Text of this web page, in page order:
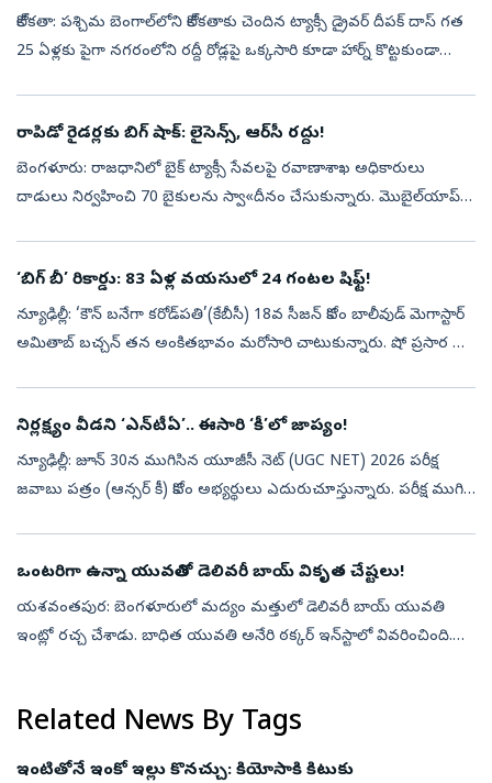
కోల్‌కతా: పశ్చిమ బెంగాల్‌లోని కోల్‌కతాకు చెందిన ట్యాక్సీ డ్రైవర్ దీపక్ దాస్ గత
25 ఏళ్లకు పైగా నగరంలోని రద్దీ రోడ్లపై ఒక్కసారి కూడా హార్న్ కొట్టకుండా
రాపిడో రైడర్లకు బిగ్ షాక్: లైసెన్స్, ఆర్‌సీ రద్దు!
బెంగళూరు: రాజధానిలో బైక్‌ ట్యాక్సీ సేవలపై రవాణాశాఖ అధికారులు
దాడులు నిర్వహించి 70 బైకులను స్వా«దీనం చేసుకున్నారు. మొబైల్‌యాప్‌ల
‘బిగ్‌ బీ’ రికార్డు: 83 ఏళ్ల వయసులో 24 గంటల షిఫ్ట్‌!
న్యూఢిల్లీ: ‘కౌన్ బనేగా కరోడ్‌పతి’(కేబీసీ) 18వ సీజన్ కోసం బాలీవుడ్ మెగాస్టార్
అమితాబ్ బచ్చన్ తన అంకితభావం మరోసారి చాటుకున్నారు. షో ప్రసార తేదీ
నిర్లక్ష్యం వీడని ‘ఎన్‌టీఏ’.. ఈసారి ‘కీ’లో జాప్యం!
న్యూఢిల్లీ: జూన్ 30న ముగిసిన యూజీసీ నెట్ (UGC NET) 2026 పరీక్ష
జవాబు పత్రం (ఆన్సర్ కీ) కోసం అభ్యర్థులు ఎదురుచూస్తున్నారు. పరీక్ష ముగిసి
ఒంటరిగా ఉన్నా యువతితో డెలివరీ బాయ్ వికృత చేష్టలు!
యశవంతపుర: బెంగళూరులో మద్యం మత్తులో డెలివరీ బాయ్‌ యువతి
ఇంట్లో రచ్చ చేశాడు. బాధిత యువతి అనేరి ఠక్కర్‌ ఇన్‌స్టాలో వివరించింది.
Related News By Tags
ఇంటితోనే ఇంకో ఇల్లు కొనచ్చు: కియోసాకి కిటుకు